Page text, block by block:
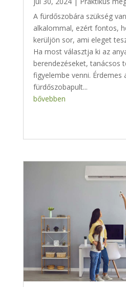
A fürdőszobára szükség
alkalommal, ezért fontos,
kerüljön sor, ami eleget
Ha most választja ki az
berendezéseket, tanácsos
figyelembe venni. Érdemes
fürdőszobapult...
bővebben